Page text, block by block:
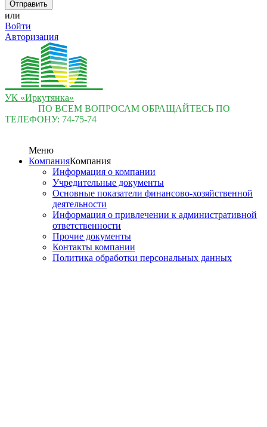
или
Войти
Авторизация
УК «Иркутянка»
ПО ВСЕМ ВОПРОСАМ ОБРАЩАЙТЕСЬ ПО
ТЕЛЕФОНУ: 74-75-74
Меню
КомпанияКомпания
Информация о компании
Учредительные документы
Основные показатели финансово-хозяйственной
деятельности
Информация о привлечении к административной
ответственности
Прочие документы
Контакты компании
Политика обработки персональных данных